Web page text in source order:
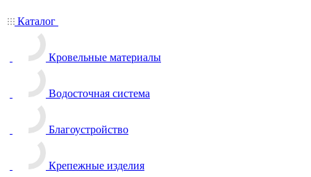
Каталог
Кровельные материалы
Водосточная система
Благоустройство
Крепежные изделия